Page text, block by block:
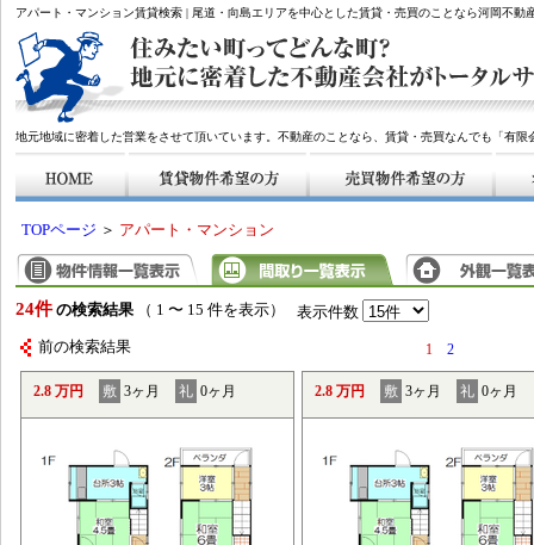
アパート・マンション賃貸検索 | 尾道・向島エリアを中心とした賃貸・売買のことなら河岡不動
地元地域に密着した営業をさせて頂いています。不動産のことなら、賃貸・売買なんでも「有
TOPページ ＞ アパート・マンション
24件 の検索結果 （ 1 〜 15 件を表示） 表示件数
前の検索結果 1 2
2.8 万円 敷 3ヶ月 礼 0ヶ月 2.8 万円 敷 3ヶ月 礼 0ヶ月